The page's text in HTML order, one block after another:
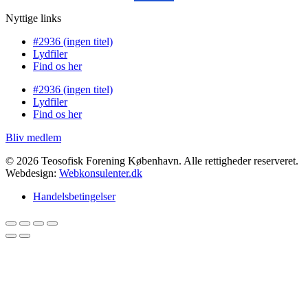
Nyttige links
#2936 (ingen titel)
Lydfiler
Find os her
#2936 (ingen titel)
Lydfiler
Find os her
Bliv medlem
© 2026 Teosofisk Forening København. Alle rettigheder reserveret.
Webdesign: Webkonsulenter.dk
Handelsbetingelser